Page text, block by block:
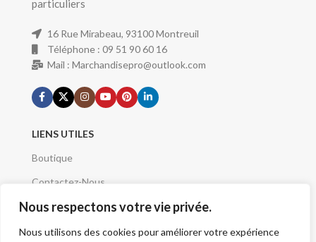
Nous respectons votre vie privée.
Nous utilisons des cookies pour améliorer votre expérience
particuliers
16 Rue Mirabeau, 93100 Montreuil
Téléphone : 09 51 90 60 16
Mail : Marchandisepro@outlook.com
LIENS UTILES
Boutique
Contactez-Nous
Demande de devis
Mentions Légales